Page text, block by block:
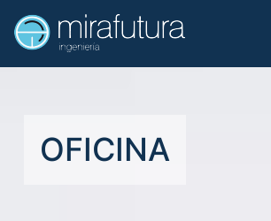
OFICINA